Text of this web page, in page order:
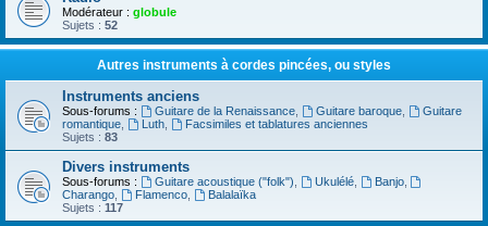
Modérateur : globule
Sujets : 52
Autres instruments à cordes pincées, ou styles
Instruments anciens
Sous-forums : Guitare de la Renaissance, Guitare baroque,
Guitare
romantique
Luth,
Facsimiles et tablatures anciennes
Sujets : 83
Divers instruments
Sous-forums : Guitare acoustique ("folk") Ukulélé, Banjo,
Charango
Flamenco,
Balalaïka
Sujets : 117